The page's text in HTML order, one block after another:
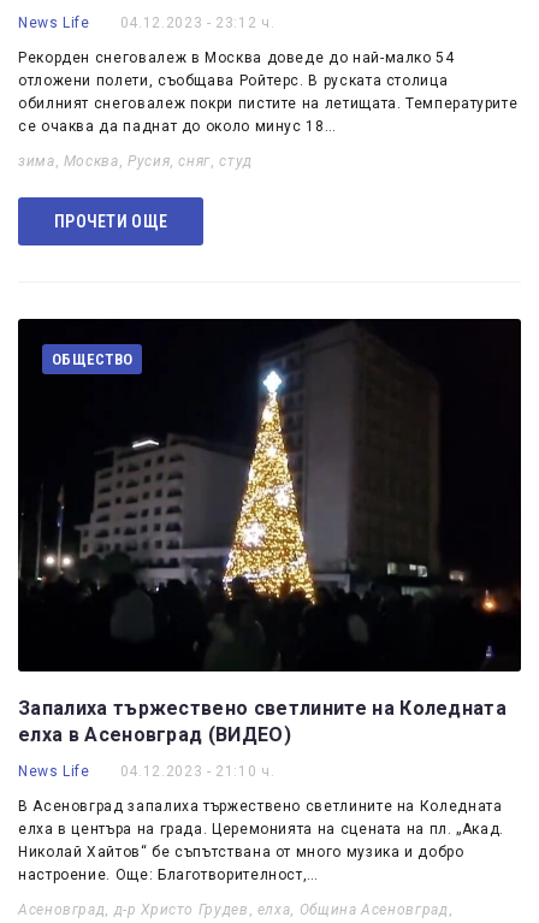
News Life 04.12.2023 - 23:12 ч.
Рекорден снеговалеж в Москва доведе до най-малко 54
отложени полети, съобщава Ройтерс. В руската столица
обилният снеговалеж покри пистите на летищата. Температурите
се очаква да паднат до около минус 18…
зима, Москва, Русия,сняг,студ
ПРОЧЕТИ ОЩЕ
ОБЩЕСТВО
Запалиха тържествено светлините на Коледната
елха в Асеновград (ВИДЕО)
News Life 04.12.2023 - 21:10 ч.
В Асеновград запалиха тържествено светлините на Коледната
елха в центъра на града. Церемонията на сцената на пл. „Акад.
Николай Хайтов“ бе съпътствана от много музика и добро
настроение. Още: Благотворителност,…
Асеновград, д-р Христо Грудев , елха, Община Асеновград ,